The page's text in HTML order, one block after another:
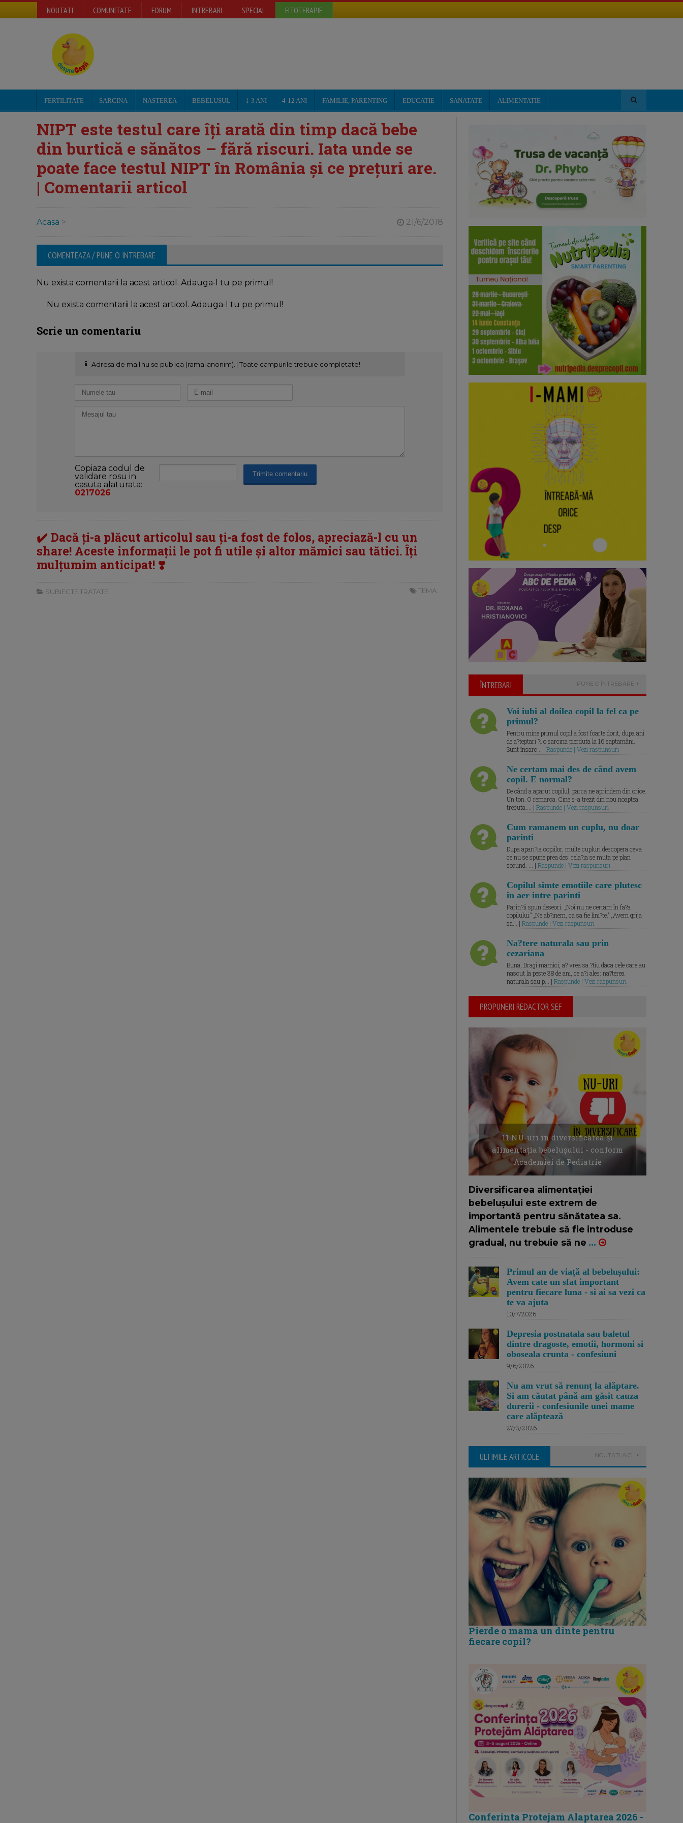
NOUTATI COMUNITATE FORUM INTREBARI SPECIAL FITOTERAPIE
FERTILITATE SARCINA NASTEREA BEBELUSUL 1-3 ANI 4-12 ANI FAMILIE, PARENTING EDUCATIE SANATATE ALIMENTATIE
NIPT este testul care îți arată din timp dacă bebe
din burtică e sănătos – fără riscuri. Iata unde se
poate face testul NIPT în România și ce prețuri are.
| Comentarii articol
Acasa > 21/6/2018
COMENTEAZA / PUNE O INTREBARE
Nu exista comentarii la acest articol. Adauga-l tu pe primul!
Nu exista comentarii la acest articol. Adauga-l tu pe primul!
Scrie un comentariu
Adresa de mail nu se publica (ramai anonim). | Toate campurile trebuie completate!
Copiaza codul de
validare rosu in
casuta alaturata:
0217026
✔️ Dacă ți-a plăcut articolul sau ți-a fost de folos, apreciază-l cu un
share! Aceste informații le pot fi utile și altor mămici sau tătici. Îți
mulțumim anticipat! ❣️
SUBIECTE TRATATE: TEMA:
ÎNTREBARI PUNE O ÎNTREBARE
Voi iubi al doilea copil la fel ca pe
primul?
Pentru mine primul copil a fost foarte dorit, dupa ani
de a?teptari ?i o sarcina pierduta la 16 saptamâni.
Sunt însarc... | Raspunde | Vezi raspunsuri
Ne certam mai des de când avem
copil. E normal?
De când a aparut copilul, parca ne aprindem din orice.
Un ton. O remarca. Cine s-a trezit din nou noaptea
trecuta.... | Raspunde | Vezi raspunsuri
Cum ramanem un cuplu, nu doar
parinti
Dupa apari?ia copiilor, multe cupluri descopera ceva
ce nu se spune prea des: rela?ia se muta pe plan
secund. ... | Raspunde | Vezi raspunsuri
Copilul simte emotiile care plutesc
in aer intre parinti
Parin?ii spun deseori: „Noi nu ne certam în fa?a
copilului.” „Ne ab?inem, ca sa fie lini?te.” „Avem grija
sa... | Raspunde | Vezi raspunsuri
Na?tere naturala sau prin
cezariana
Buna, Dragi mamici, a? vrea sa ?tiu daca cele care au
nascut la peste 38 de ani, ce a?i ales: na?terea
naturala sau p... | Raspunde | Vezi raspunsuri
PROPUNERI REDACTOR SEF
11 NU-uri in diversificarea și
alimentația bebelușului - conform
Academiei de Pediatrie
Diversificarea alimentației
bebelușului este extrem de
importantă pentru sănătatea sa.
Alimentele trebuie să fie introduse
gradual, nu trebuie să ne ...
Primul an de viață al bebelușului:
Avem cate un sfat important
pentru fiecare luna - si ai sa vezi ca
te va ajuta
10/7/2026
Depresia postnatala sau baletul
dintre dragoste, emotii, hormoni si
oboseala crunta - confesiuni
9/6/2026
Nu am vrut să renunț la alăptare.
Si am căutat până am găsit cauza
durerii - confesiunile unei mame
care alăptează
27/3/2026
ULTIMILE ARTICOLE NOUTATI AICI
Pierde o mama un dinte pentru
fiecare copil?
Conferinta Protejam Alaptarea 2026 -